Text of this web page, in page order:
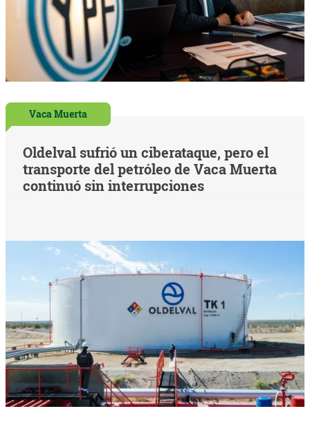
Vaca Muerta
Oldelval sufrió un ciberataque, pero el
transporte del petróleo de Vaca Muerta
continuó sin interrupciones